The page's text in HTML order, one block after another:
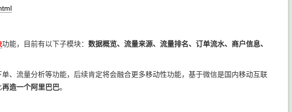
功能，目前有以下子模块： 数据概览、流量来源、流量排名、订单流水、商户信息、
、流量分析等功能，后续肯定将会融合更多移动性功能，基于微信是国内移动互联
再造一个阿里巴巴。